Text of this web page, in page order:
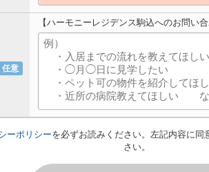
任意
【ハーモニーレジデンス駒込へのお問い合
ーポリシーを必ずお読みください。左記内容に
さい。